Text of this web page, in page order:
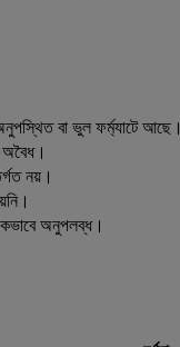
বা ভুল ফর্ম্যাটে আছে।
অবৈধ।
নয়।
অনুপলব্ধ।